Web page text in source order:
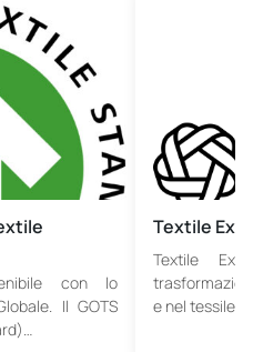
con lo
Il GOTS
Textile
Textile
e nel tessile.…